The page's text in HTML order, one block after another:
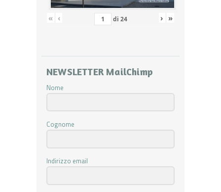
« ‹ di 24 › »
NEWSLETTER MailChimp
Nome
Cognome
Indirizzo email